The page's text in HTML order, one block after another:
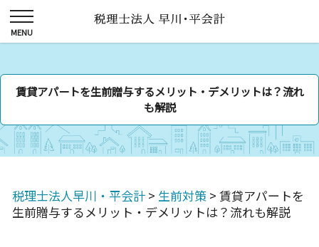
賃貸アパートを生前贈与するメリット・デメリットは？流れ
も解説
税理士法人早川・平会計 > 生前対策 > 賃貸アパートを
生前贈与するメリット・デメリットは？流れも解説